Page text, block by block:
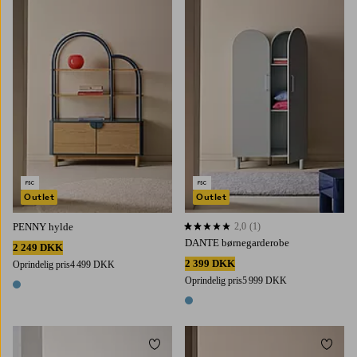
PENNY hylde
2 249 DKK
Oprindelig pris4 499 DKK
1 farve
Outlet
DANTE børnegarderobe
2 399 DKK
Oprindelig pris5 999 DKK
1 farve
2,0 baseret på 1 bedømmelser
2,0 (1)
Outlet
Tilføj til favoritter Tilføj